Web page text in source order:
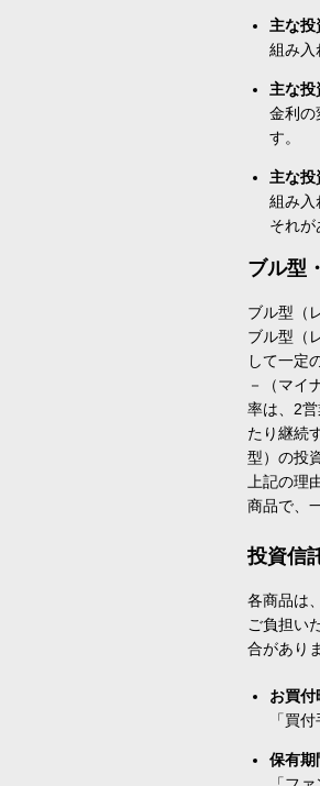
主な投
組み入
主な
金利の
す。
主な
組み入
それが
ブル型
ブル型（
ブル型（
して一定
－（マイ
率は、2
たり継続
型）の投
上記の
商品で、
投資信
各商品は
ご負担い
合があり
お買
「買
保有期